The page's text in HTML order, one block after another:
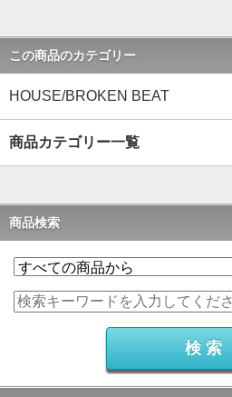
この商品のカテゴリー
HOUSE/BROKEN BEAT
商品カテゴリー一覧
商品検索